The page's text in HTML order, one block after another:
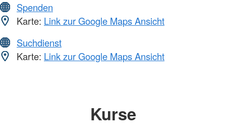
Spenden
Karte: Link zur Google Maps Ansicht
Suchdienst
Karte: Link zur Google Maps Ansicht
Kurse